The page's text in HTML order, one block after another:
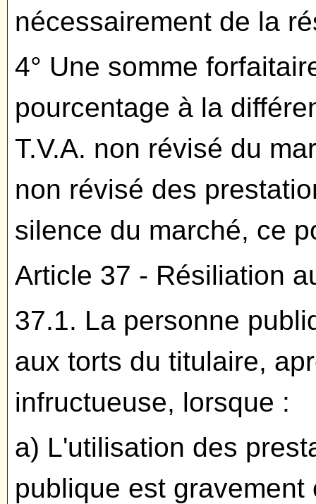
nécessairement de la
4° Une somme
pourcentage à la
T.V.A. non révisé du
non révisé des
silence du marché, ce
Article 37 - Résiliation
37.1. La personne
aux torts du titulaire,
infructueuse, lorsque :
a) L'utilisation des
publique est